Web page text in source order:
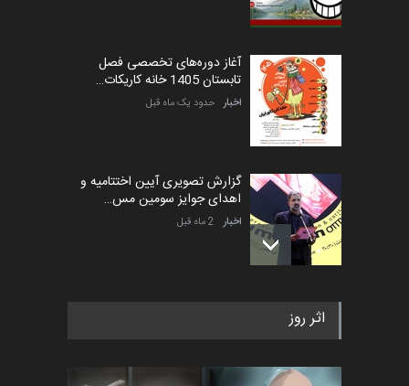
آغاز دوره‌های تخصصی فصل
تابستان 1405 خانه کاریکات…
اخبار حدود یک ماه قبل
گزارش تصویری آیین اختتامیه و
اهدای جوایز سومین مس…
اخبار 2 ماه قبل
به یاد اردوغان باشول (۱۹۳۶–
اخبار 2 ماه قبل
اثر روز